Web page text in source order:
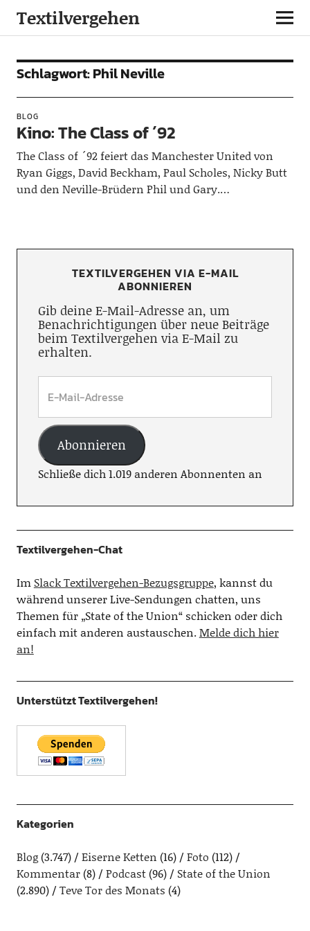
Textilvergehen
Schlagwort:Phil Neville
BLOG
Kino: The Class of ´92
The Class of ´92 feiert das Manchester United von
Ryan Giggs, David Beckham, Paul Scholes, Nicky Butt
und den Neville-Brüdern Phil und Gary.…
TEXTILVERGEHEN VIA E-MAIL
ABONNIEREN
Gib deine E-Mail-Adresse an, um
Benachrichtigungen über neue Beiträge
beim Textilvergehen via E-Mail zu
erhalten.
Abonnieren
Schließe dich 1.019 anderen Abonnenten an
Textilvergehen-Chat
Im Slack Textilvergehen-Bezugsgruppe, kannst du
während unserer Live-Sendungen chatten, uns
Themen für „State of the Union“ schicken oder dich
einfach mit anderen austauschen.Melde dich hier
an!
Unterstützt Textilvergehen!
Kategorien
Blog(3.747) Eiserne Ketten (16) Foto (112)
Kommentar(8) Podcast(96)
State of the Union
(2.890)
Teve Tor des Monats (4)